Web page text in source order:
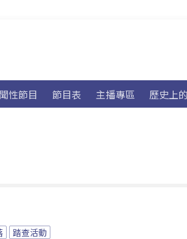
性節目 節目表 主播專區 歷史上
踏查活動